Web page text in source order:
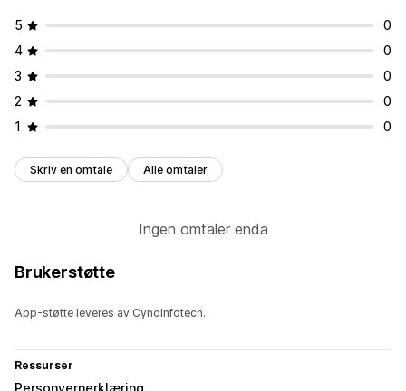
5
0
4
0
3
0
2
0
1
0
Skriv en omtale Alle omtaler
Ingen omtaler enda
Brukerstøtte
App-støtte leveres av CynoInfotech.
Ressurser